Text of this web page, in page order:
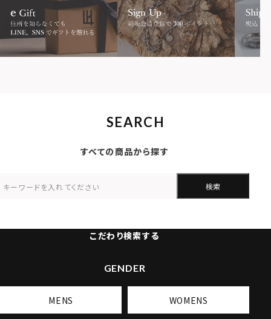
SEARCH
すべての商品から探す
検索
こだわり検索する
GENDER
MENS WOMENS